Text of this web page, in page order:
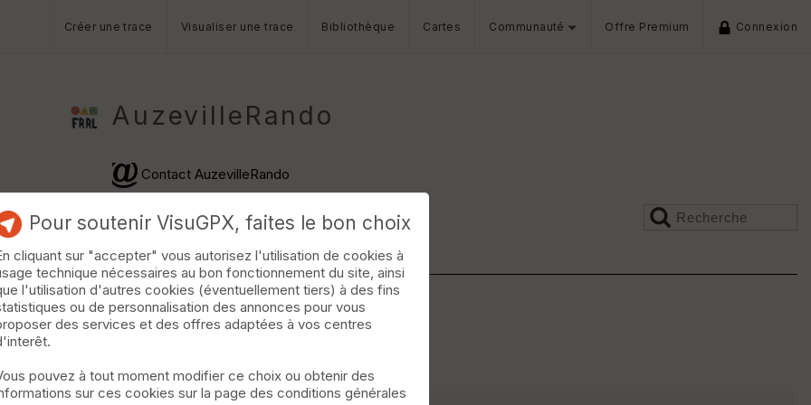
Créer une trace Visualiser une trace Bibliothèque Cartes Communauté Offre Premium Connexion
AuzevilleRando
Contact AuzevilleRando
m · 425 vus · 54 téléchargements · · Montagne
Pour soutenir VisuGPX, faites le bon choix
cliquant sur "accepter" vous autorisez l'utilisation de cookies à
technique nécessaires au bon fonctionnement du site, ainsi
l'utilisation d'autres cookies (éventuellement tiers) à des fins
ou de personnalisation des annonces pour vous
des services et des offres adaptées à vos centres
pouvez à tout moment modifier ce choix ou obtenir des
sur ces cookies sur la page des conditions générales